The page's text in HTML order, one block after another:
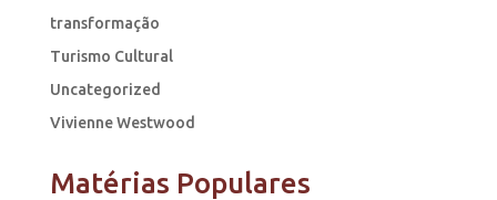
transformação
Turismo Cultural
Uncategorized
Vivienne Westwood
Matérias Populares